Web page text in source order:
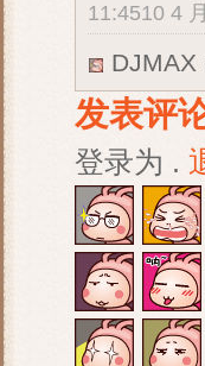
11:4510 4
DJMAX
发表评
登录为 .